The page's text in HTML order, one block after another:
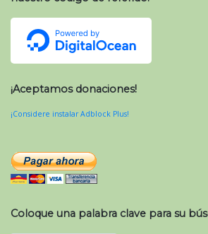
¡Aceptamos donaciones!
¡Considere instalar Adblock Plus!
Coloque una palabra clave para su